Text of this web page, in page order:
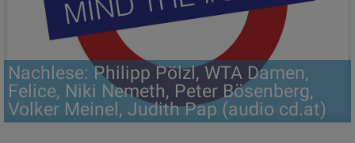
Nachlese: Philipp Pölzl, WTA Damen,
Felice, Niki Nemeth, Peter Bösenberg,
Volker Meinel, Judith Pap (audio cd.at)